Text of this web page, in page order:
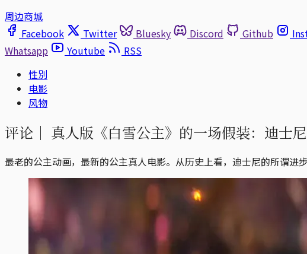
周边商城
Facebook
Twitter Bluesky Discord Github
Whatsapp
Youtube
RSS
性別
电影
风物
评论｜ 真人版《白雪公主》的一场假装：迪士
最老的公主动画，最新的公主真人电影。从历史上看，迪士尼的所谓